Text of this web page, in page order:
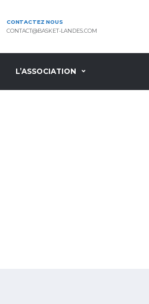
CONTACTEZ NOUS
CONTACT@BASKET-LANDES.COM
L’ASSOCIATION